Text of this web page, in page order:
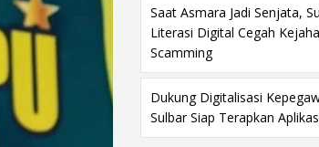
Saat Asmara Jadi Senjata,
Literasi Digital Cegah
Scamming
Dukung Digitalisasi
Sulbar Siap Terapkan